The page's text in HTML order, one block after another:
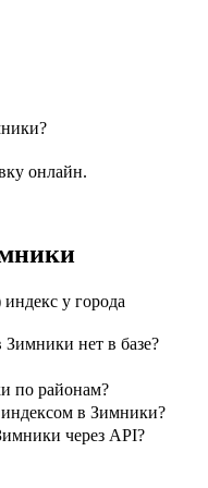
онлайн.
у города
нет в базе?
по районам?
индексом в Зимники?
через API?